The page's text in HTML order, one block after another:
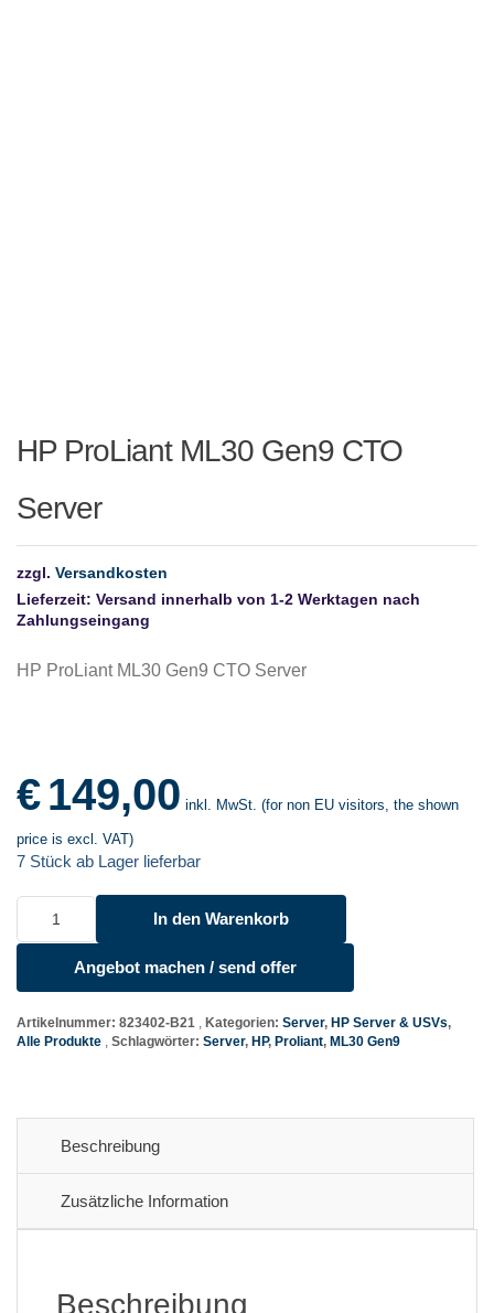
HP ProLiant ML30 Gen9 CTO
Server
zzgl. Versandkosten
Lieferzeit: Versand innerhalb von 1-2 Werktagen nach
Zahlungseingang
HP ProLiant ML30 Gen9 CTO Server
€149,00 inkl. MwSt. (for non EU visitors, the shown
price is excl. VAT)
7 Stück ab Lager lieferbar
ProLiant
ML30
Server
Menge
In den Warenkorb
Angebot machen / send offer
Artikelnummer: 823402-B21 Kategorien: Server, HP Server & USVs,
Alle Produkte
Schlagwörter: Server, HP, Proliant, ML30 Gen9
Beschreibung
Zusätzliche Information
Beschreibung